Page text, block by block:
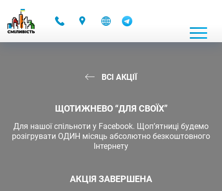
ВСІ АКЦІЇ
ЩОТИЖНЕВО “ДЛЯ СВОЇХ”
Для нашої спільноти у Facebook. Щоп’ятниці будемо
розігрувати ОДИН місяць абсолютно безкоштовного
Інтернету
АКЦІЯ ЗАВЕРШЕНА